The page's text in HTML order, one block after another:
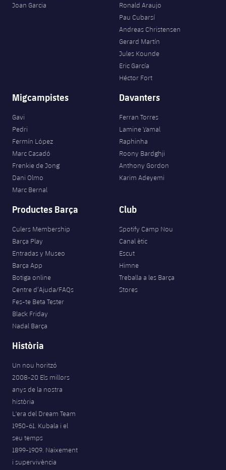
Joan Garcia
Ronald Araujo
Pau Cubarsí
Andreas Christensen
Gerard Martín
Jules Kounde
Eric García
Héctor Fort
Migcampistes
Gavi
Pedri
Fermín López
Marc Casadó
Frenkie de Jong
Dani Olmo
Marc Bernal
Davanters
Ferran Torres
Lamine Yamal
Raphinha
Roony Bardghji
Anthony Gordon
Karim Adeyemi
Productes Barça
Culers Membership
Barça Play
Entradas y Museo
Barça App
Botiga online
Centre d’Ajuda/FAQs
Fes-te Beta Tester
Black Friday
Nadal Barça
Club
Spotify Camp Nou
Canal ètic
Escut
Himne
Treballa a les Barça
Stores
Història
Un nou horitzó
2008-20 Els millors
anys de la nostra
història
L'era del Dream Team
1950-61. Kubala i el
seu temps
1899-1909. Naixement
i supervivència